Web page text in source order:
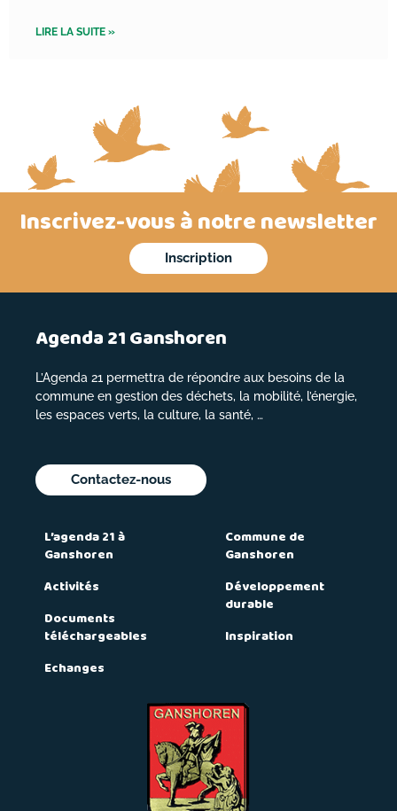
LIRE LA SUITE »
Inscrivez-vous à notre newsletter
Inscription
Agenda 21 Ganshoren
L’Agenda 21 permettra de répondre aux besoins de la
commune en gestion des déchets, la mobilité, l’énergie,
les espaces verts, la culture, la santé, …
Contactez-nous
L’agenda 21 à
Ganshoren
Activités
Documents
téléchargeables
Echanges
Commune de
Ganshoren
Développement
durable
Inspiration